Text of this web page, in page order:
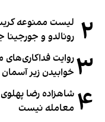
۲ رونالدو و جورجینا
۳ خوابیدن زیر
۴ شاهزاده رضا
معامله نیست